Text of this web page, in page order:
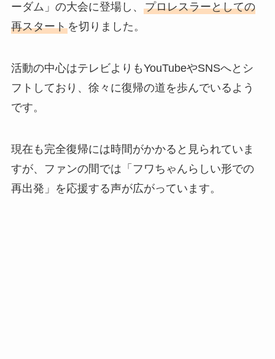
ーダム」の大会に登場し、 プロレスラーとしての
再スタートを切りました。
活動の中心はテレビよりもYouTubeやSNSへとシ
フトしており、徐々に復帰の道を歩んでいるよう
です。
現在も完全復帰には時間がかかると見られていま
すが、ファンの間では「フワちゃんらしい形での
再出発」を応援する声が広がっています。